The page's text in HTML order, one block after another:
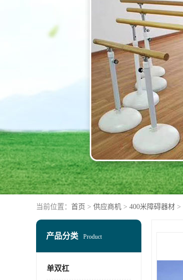
当前位置： 首页 > 供应商机 > 400米障碍器材 >
产品分类 Product
单双杠